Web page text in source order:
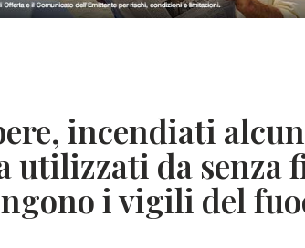
incendiati
da senza
i vigili del